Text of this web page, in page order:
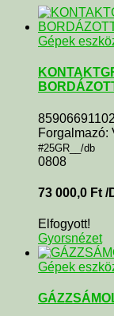
Gépek
Forgalmazó:
#25GR__/db
0808
73 000,0 Ft /
Elfogyott!
Gyorsnézet
Gépek